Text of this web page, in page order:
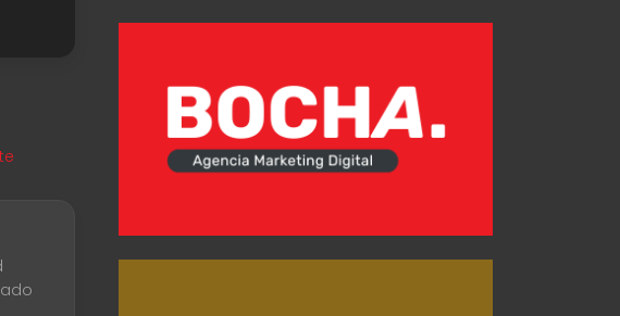
JUL 25, 2026 JUL 26, 2026